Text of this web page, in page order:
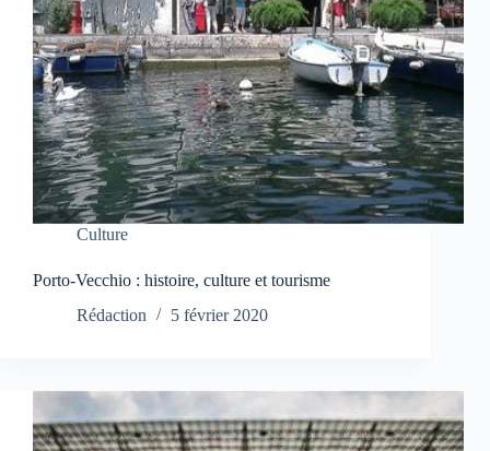
Culture
Porto-Vecchio : histoire, culture et tourisme
Rédaction
5 février 2020